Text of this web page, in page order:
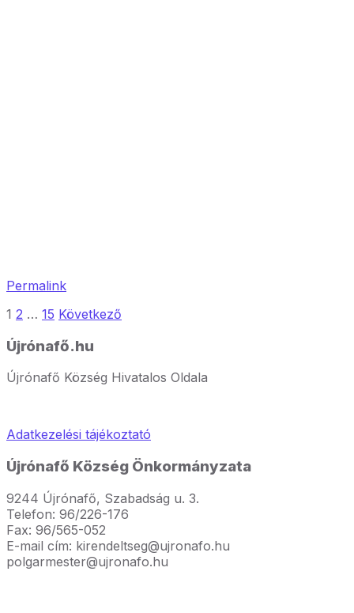
Permalink
Bejegyzések
lapozása
1 2 … 15 Következő
Újrónafő.hu
Újrónafő Község Hivatalos Oldala
Adatkezelési tájékoztató
Újrónafő Község Önkormányzata
9244 Újrónafő, Szabadság u. 3.
Telefon: 96/226-176
Fax: 96/565-052
E-mail cím: kirendeltseg@ujronafo.hu
polgarmester@ujronafo.hu